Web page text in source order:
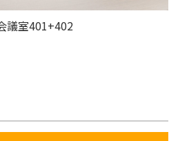
議室401+402